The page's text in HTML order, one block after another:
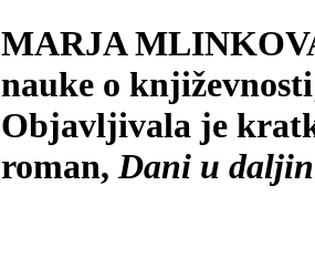
MARJA
nauke o
Objavljivala je
roman, Dani u